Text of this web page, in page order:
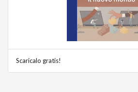
Scaricalo gratis!